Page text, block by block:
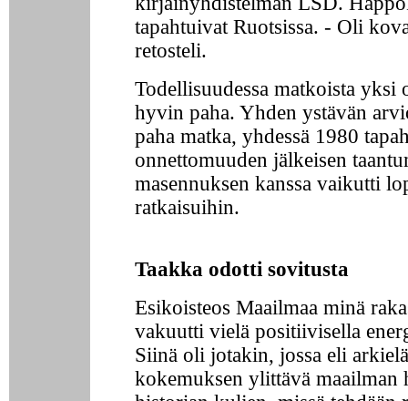
tapahtuivat Ruotsissa. - Oli
retosteli.
Todellisuudessa matkoista yksi
hyvin paha. Yhden ystävän
paha matka, yhdessä 1980
onnettomuuden jälkeisen
masennuksen kanssa vaikutti
ratkaisuihin.
Taakka odotti sovitusta
Esikoisteos Maailmaa minä
vakuutti vielä positiivisella
Siinä oli jotakin, jossa eli
kokemuksen ylittävä maailman